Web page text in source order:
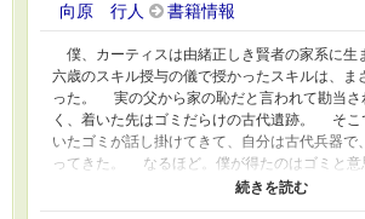
向原 行人 書籍情報
僕、カーティスは由緒正しき賢者の家系に生
六歳のスキル授与の儀で授かったスキルは、ま
った。 実の父から家の恥だと言われて勘当さ
く、着いた先はゴミだらけの古代遺跡。 そこ
いたゴミが話し掛けてきて、自分は古代兵器で
ってきた。 なるほど。僕が得たのはゴミと意
キルなんだ……って、嬉しくないっ！ そんな
も、話し込んでしまったし、連れて行ってあ